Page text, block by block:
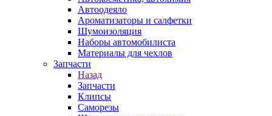
Автоодеяло
Ароматизаторы и салфетки
Шумоизоляция
Наборы автомобилиста
Материалы для чехлов
Запчасти
Назад
Запчасти
Клипсы
Саморезы